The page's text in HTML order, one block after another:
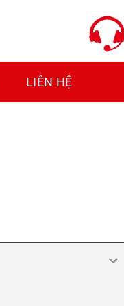
LIÊN HỆ